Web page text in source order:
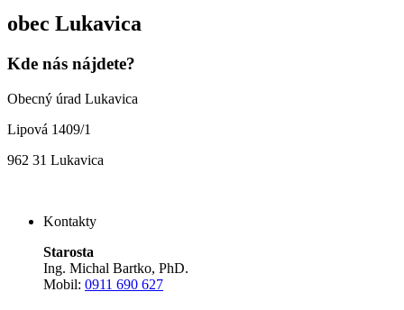
obec Lukavica
Kde nás nájdete?
Obecný úrad Lukavica
Lipová 1409/1
962 31 Lukavica
Kontakty
Starosta
Ing. Michal Bartko, PhD.
Mobil: 0911 690 627